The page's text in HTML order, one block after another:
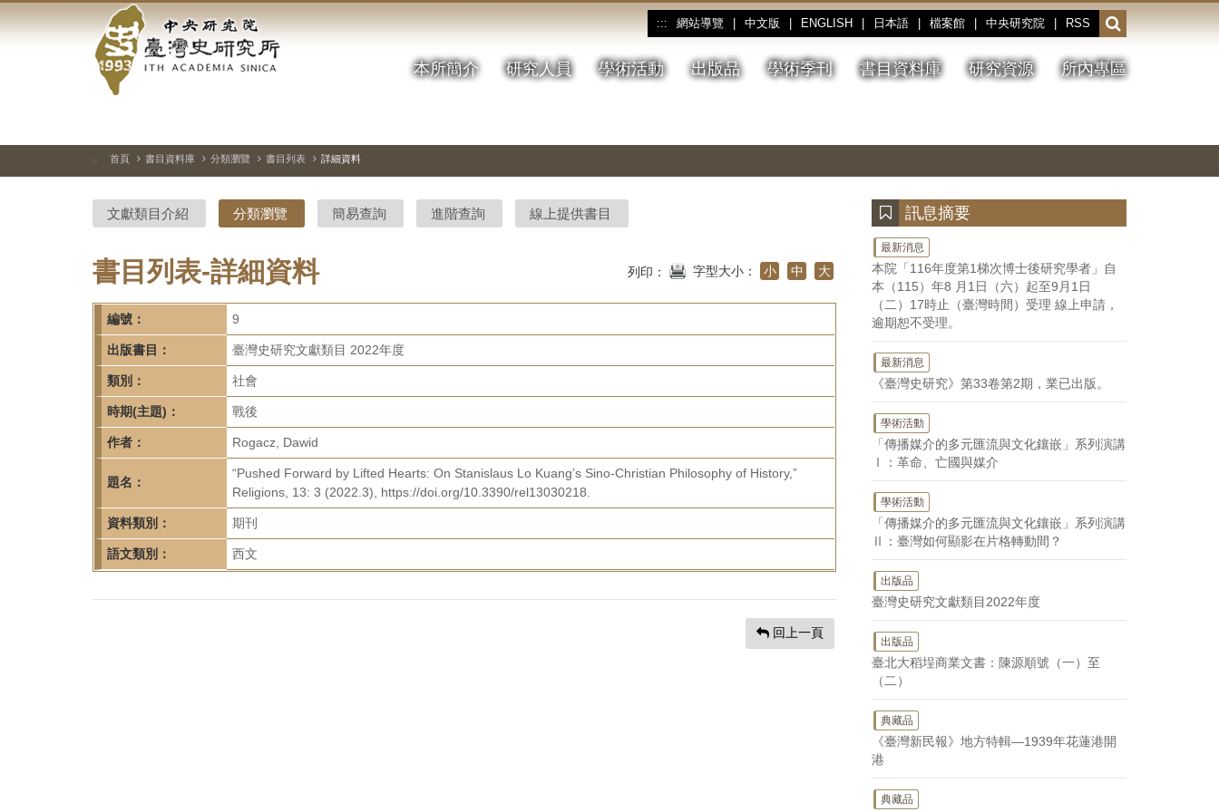
到
中
央
研
院-
臺
灣
史
研
究
所-
首
頁
::: 網站導覽 中文版 ENGLISH 日本語 檔案館 中央研究院 RSS
開
啟
或
收
本所簡介 研究人員 學術活動 出版品 學術季刊 書目資料庫 研究資源 所內專區
停、
圖
圖
結
::: 首頁 書目資料庫 分類瀏覽 書目列表 詳細資料
文獻類目介紹 分類瀏覽 簡易查詢 進階查詢 線上提供書目
書目列表-詳細資料 列印： 字型大小： 小 中 大
編號： 9
出版書目： 臺灣史研究文獻類目 2022年度
類別： 社會
時期(主題)： 戰後
作者： Rogacz, Dawid
題名：
“Pushed Forward by Lifted Hearts: On Stanislaus Lo Kuang’s Sino-Christian Philosophy of History,”
Religions, 13: 3 (2022.3), https://doi.org/10.3390/rel13030218.
資料類別： 期刊
語文類別： 西文
回上一頁
訊息摘要
最新消息
本院「116年度第1梯次博士後研究學者」自
本（115）年8 月1日（六）起至9月1日
（二）17時止（臺灣時間）受理 線上申請，
逾期恕不受理。
最新消息
《臺灣史研究》第33卷第2期，業已出版。
學術活動
「傳播媒介的多元匯流與文化鑲嵌」系列演講
Ⅰ：革命、亡國與媒介
學術活動
「傳播媒介的多元匯流與文化鑲嵌」系列演講
Ⅱ：臺灣如何顯影在片格轉動間？
出版品
臺灣史研究文獻類目2022年度
出版品
臺北大稻埕商業文書：陳源順號（一）至
（二）
典藏品
《臺灣新民報》地方特輯—1939年花蓮港開
港
典藏品